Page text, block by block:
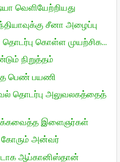
வெளியேற்றியது
சீனா அழைப்பு
தொடர்பு கொள்ள முயற்சிக...
நிறுத்தம்
பெண் பயணி
தொடர்பு அலுவலகத்தைத்
இளைஞர்கள்
கோரும் அன்வர்
ஆப்கானிஸ்தான்